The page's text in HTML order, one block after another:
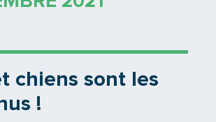
chiens sont les
!